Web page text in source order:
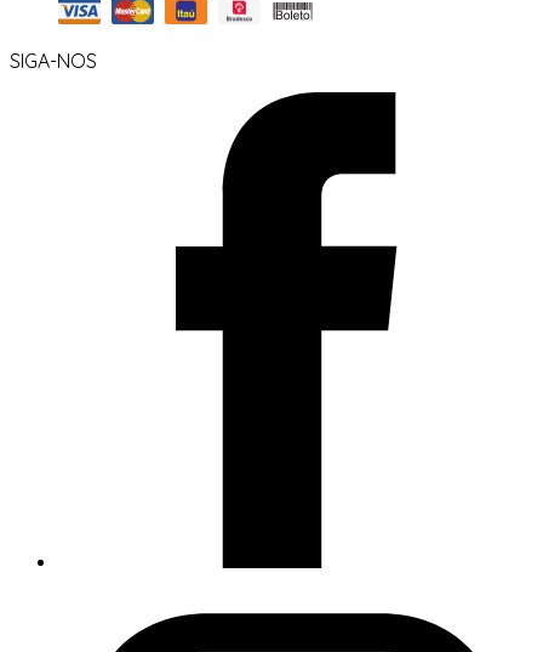
SIGA-NOS